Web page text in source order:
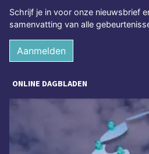
Schrijf je in voor onze nieuwsbrief
samenvatting van alle
Aanmelden
ONLINE DAGBLADEN